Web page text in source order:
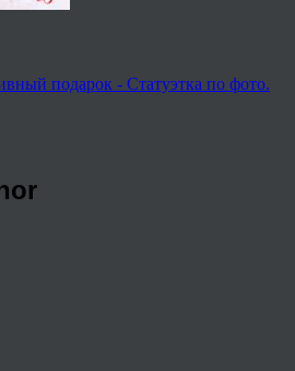
подарок - Статуэтка по фото.